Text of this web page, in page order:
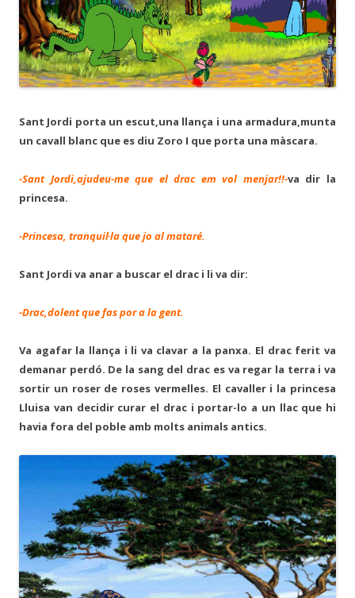
Sant Jordi porta un escut,una llança i una armadura,munta
un cavall blanc que es diu Zoro I que porta una màscara.
-Sant Jordi,ajudeu-me que el drac em vol menjar!!-va dir la
princesa.
-Princesa, tranquil·la que jo al mataré.
Sant Jordi va anar a buscar el drac i li va dir:
-Drac,dolent que fas por a la gent.
Va agafar la llança i li va clavar a la panxa. El drac ferit va
demanar perdó. De la sang del drac es va regar la terra i va
sortir un roser de roses vermelles. El cavaller i la princesa
Lluisa van decidir curar el drac i portar-lo a un llac que hi
havia fora del poble amb molts animals antics.